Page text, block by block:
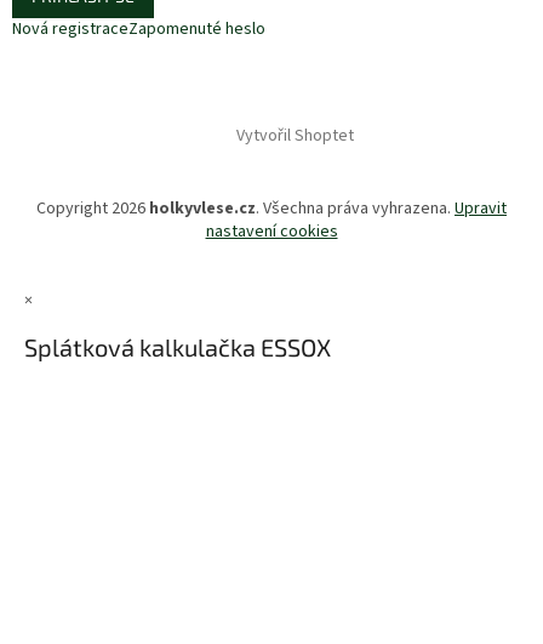
Nová registraceZapomenuté heslo
Vytvořil Shoptet
Copyright 2026 holkyvlese.cz. Všechna práva vyhrazena. Upravit
nastavení cookies
×
Splátková kalkulačka ESSOX